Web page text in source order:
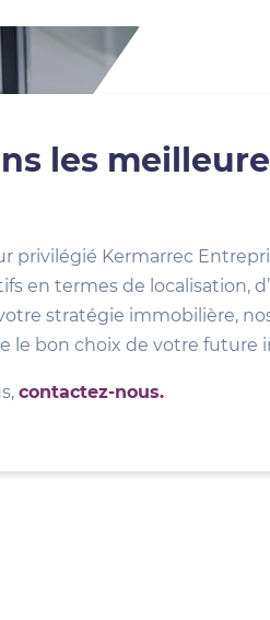
les
privilégié Kermarrec
en termes de localisation,
stratégie immobilière,
le bon choix de votre
contactez-nous.